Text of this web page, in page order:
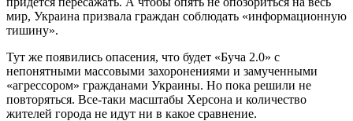
мир, Украина призвала граждан соблюдать «информационную
тишину».
Тут же появились опасения, что будет «Буча 2.0» с
непонятными массовыми захоронениями и замученными
«агрессором» гражданами Украины. Но пока решили не
повторяться. Все-таки масштабы Херсона и количество
жителей города не идут ни в какое сравнение.